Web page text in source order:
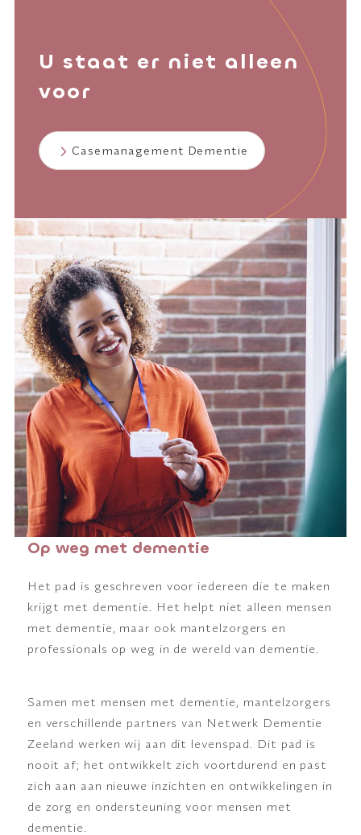
U staat er niet alleen
voor
Casemanagement Dementie
Op weg met dementie
Het pad is geschreven voor iedereen die te maken
krijgt met dementie. Het helpt niet alleen mensen
met dementie, maar ook mantelzorgers en
professionals op weg in de wereld van dementie.
Samen met mensen met dementie, mantelzorgers
en verschillende partners van Netwerk Dementie
Zeeland werken wij aan dit levenspad. Dit pad is
nooit af; het ontwikkelt zich voortdurend en past
zich aan aan nieuwe inzichten en ontwikkelingen in
de zorg en ondersteuning voor mensen met
dementie.